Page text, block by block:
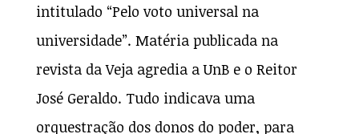
intitulado “Pelo voto universal na
universidade”. Matéria publicada na
revista da Veja agredia a UnB e o Reitor
José Geraldo. Tudo indicava uma
orquestração dos donos do poder, para